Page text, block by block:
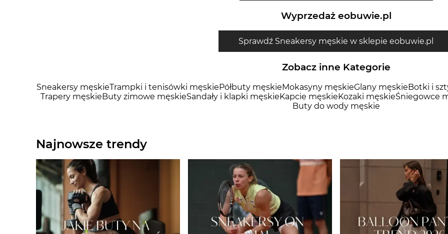
Wyprzedaż eobuwie.pl
Sprawdź Sneakersy męskie w sklepie eobuwie.pl
Zobacz inne Kategorie
Sneakersy męskieTrampki i tenisówki męskiePółbuty męskieMokasyny męskieGlany męskieBotki i
Trapery męskieButy zimowe męskieSandały i klapki męskieKapcie męskieKozaki męskieŚniegowce
Buty do wody męskie
Najnowsze trendy